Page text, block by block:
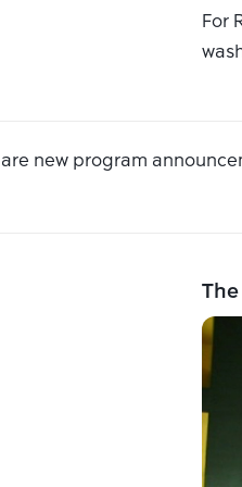
For
new program